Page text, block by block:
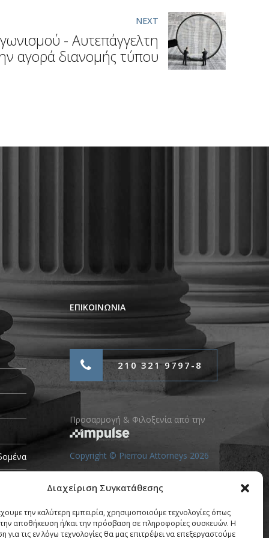
Διαχείριση Συγκατάθεσης
την καλύτερη εμπειρία, χρησιμοποιούμε τεχνολογίες όπως
την αποθήκευση ή/και την πρόσβαση σε πληροφορίες συσκευών. Η
για τις εν λόγω τεχνολογίες θα μας επιτρέψει να επεξεργαστούμε
NEXT
- Αυτεπάγγελτη
αγορά διανομής τύπου
ΕΠΙΚΟΙΝΩΝΙΑ
210 321 9797-8
Προσαρμογή & Φιλοξενία από την
Copyright © Pierrou Attorneys 2026